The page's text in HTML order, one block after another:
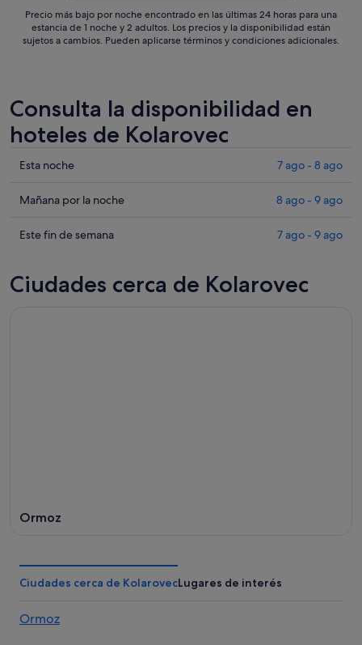
Precio más bajo por noche encontrado en las últimas 24 horas para una
estancia de 1 noche y 2 adultos. Los precios y la disponibilidad están
sujetos a cambios. Pueden aplicarse términos y condiciones adicionales.
Consulta la disponibilidad en
hoteles de Kolarovec
Comprueba
precios
Kolarovec
noche,
Esta noche 7 ago - 8 ago
Comprueba
precios
para
Mañana por la noche 8 ago - 9 ago
Comprueba
en
Este fin de semana 7 ago - 9 ago
Ciudades cerca de Kolarovec
Ormoz
Ciudades cerca de KolarovecLugares de interés
Ormoz